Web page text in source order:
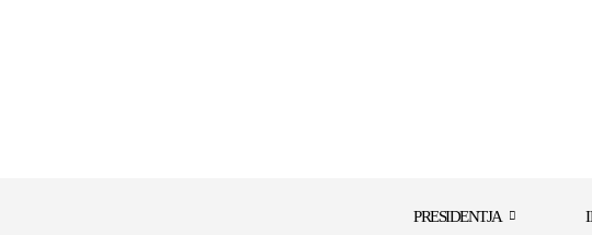
PRESIDENTJA